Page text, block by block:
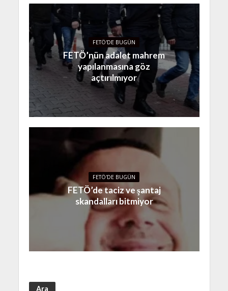
FETÖ'DE BUGÜN
FETÖ’nün adalet mahrem
yapılanmasına göz
açtırılmıyor
FETÖ'DE BUGÜN
FETÖ’de taciz ve şantaj
skandalları bitmiyor
Ara